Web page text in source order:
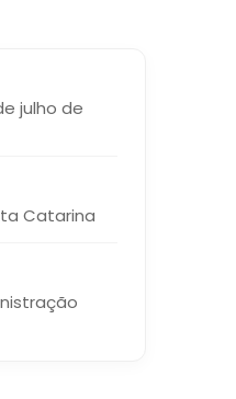
julho de
Catarina